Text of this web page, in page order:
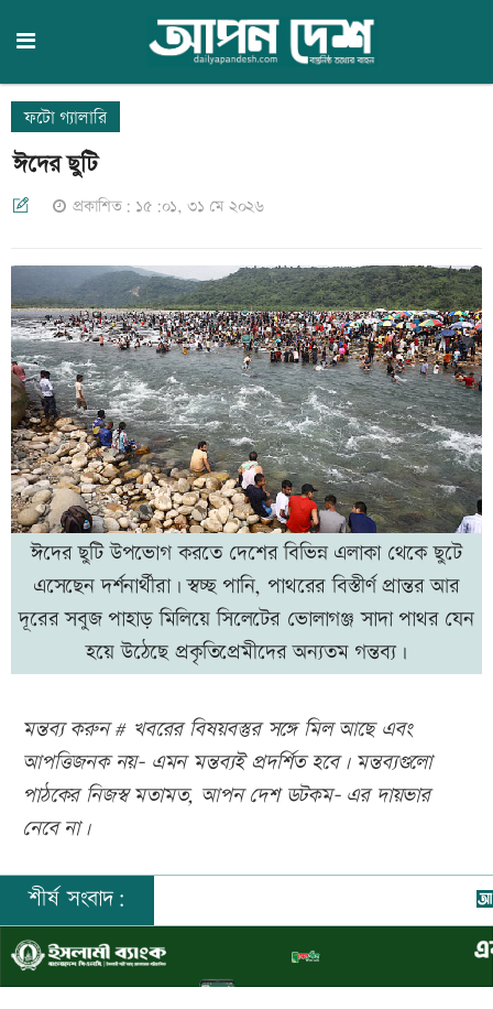
ফটো গ্যালারি
ঈদের ছুটি
প্রকাশিত: ১৫:০১, ৩১ মে ২০২৬
ঈদের ছুটি উপভোগ করতে দেশের বিভিন্ন এলাকা থেকে ছুটে
এসেছেন দর্শনার্থীরা। স্বচ্ছ পানি, পাথরের বিস্তীর্ণ প্রান্তর আর
দূরের সবুজ পাহাড় মিলিয়ে সিলেটের ভোলাগঞ্জ সাদা পাথর যেন
হয়ে উঠেছে প্রকৃতিপ্রেমীদের অন্যতম গন্তব্য।
মন্তব্য করুন # খবরের বিষয়বস্তুর সঙ্গে মিল আছে এবং
আপত্তিজনক নয়- এমন মন্তব্যই প্রদর্শিত হবে। মন্তব্যগুলো
পাঠকের নিজস্ব মতামত, আপন দেশ ডটকম- এর দায়ভার
নেবে না।
শীর্ষ সংবাদ: